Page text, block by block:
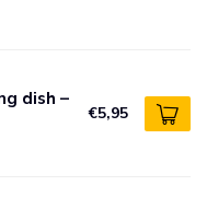
dish –
€5,95